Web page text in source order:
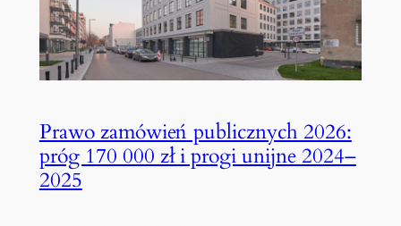
Prawo zamówień publicznych 2026:
próg 170 000 zł i progi unijne 2024–
2025